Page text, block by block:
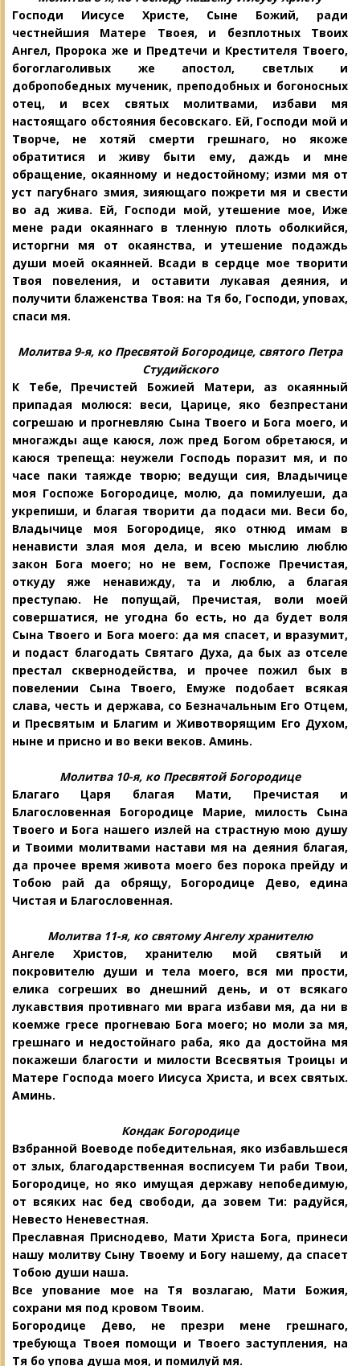
Господи Иисусе Христе, Сыне Божий, ради
честнейшия Матере Твоея, и безплотных Твоих
Ангел, Пророка же и Предтечи и Крестителя Твоего,
богоглаголивых же апостол, светлых и
добропобедных мученик, преподобных и богоносных
отец, и всех святых молитвами, избави мя
настоящаго обстояния бесовскаго. Ей, Господи мой и
Творче, не хотяй смерти грешнаго, но якоже
обратитися и живу быти ему, даждь и мне
обращение, окаянному и недостойному; изми мя от
уст пагубнаго змия, зияющаго пожрети мя и свести
во ад жива. Ей, Господи мой, утешение мое, Иже
мене ради окаяннаго в тленную плоть оболкийся,
исторгни мя от окаянства, и утешение подаждь
души моей окаянней. Всади в сердце мое творити
Твоя повеления, и оставити лукавая деяния, и
получити блаженства Твоя: на Тя бо, Господи, уповах,
спаси мя.
Молитва 9-я, ко Пресвятой Богородице, святого Петра
Студийского
К Тебе, Пречистей Божией Матери, аз окаянный
припадая молюся: веси, Царице, яко безпрестани
согрешаю и прогневляю Сына Твоего и Бога моего, и
многажды аще каюся, лож пред Богом обретаюся, и
каюся трепеща: неужели Господь поразит мя, и по
часе паки таяжде творю; ведущи сия, Владычице
моя Госпоже Богородице, молю, да помилуеши, да
укрепиши, и благая творити да подаси ми. Веси бо,
Владычице моя Богородице, яко отнюд имам в
ненависти злая моя дела, и всею мыслию люблю
закон Бога моего; но не вем, Госпоже Пречистая,
откуду яже ненавижду, та и люблю, а благая
преступаю. Не попущай, Пречистая, воли моей
совершатися, не угодна бо есть, но да будет воля
Сына Твоего и Бога моего: да мя спасет, и вразумит,
и подаст благодать Святаго Духа, да бых аз отселе
престал сквернодейства, и прочее пожил бых в
повелении Сына Твоего, Емуже подобает всякая
слава, честь и держава, со Безначальным Его Отцем,
и Пресвятым и Благим и Животворящим Его Духом,
ныне и присно и во веки веков. Aминь.
Молитва 10-я, ко Пресвятой Богородице
Благаго Царя благая Мати, Пречистая и
Благословенная Богородице Марие, милость Сына
Твоего и Бога нашего излей на страстную мою душу
и Твоими молитвами настави мя на деяния благая,
да прочее время живота моего без порока прейду и
Тобою рай да обрящу, Богородице Дево, едина
Чистая и Благословенная.
Молитва 11-я, ко святому Ангелу хранителю
Ангеле Христов, хранителю мой святый и
покровителю души и тела моего, вся ми прости,
елика согреших во днешний день, и от всякаго
лукавствия противнаго ми врага избави мя, да ни в
коемже гресе прогневаю Бога моего; но моли за мя,
грешнаго и недостойнаго раба, яко да достойна мя
покажеши благости и милости Всесвятыя Троицы и
Матере Господа моего Иисуса Христа, и всех святых.
Аминь.
Кондак Богородице
Взбранной Воеводе победительная, яко избавльшеся
от злых, благодарственная восписуем Ти раби Твои,
Богородице, нояко имущая державу непобедимую,
от всяких нас бед свободи, да зовем Ти: радуйся,
Невесто Неневестная.
Преславная Приснодево, Мати Христа Бога, принеси
нашу молитву Сыну Твоему и Богу нашему, да спасет
Тобою души наша.
Все упование мое на Тя возлагаю, Мати Божия,
сохрани мя под кровом Твоим.
Богородице Дево, не презри мене грешнаго,
требующа Твоея помощи и Твоего заступления, на
Тя бо упова душа моя, и помилуй мя.